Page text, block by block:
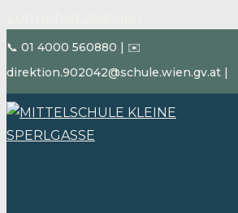
📞 01 4000 560880 | ✉️
direktion.902042@schule.wien.gv.at |